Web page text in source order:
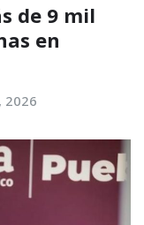
de 9 mil
en
2026